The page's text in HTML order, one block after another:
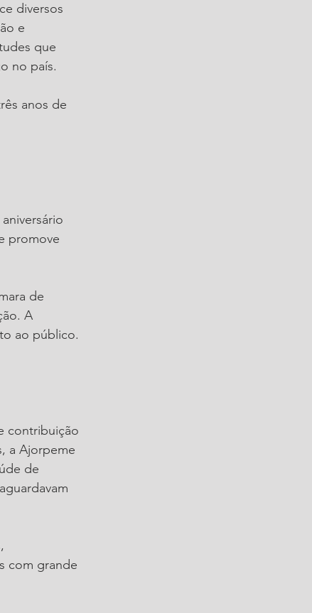
diversos
e
que
no país.
anos de
promove
de
A
ao público.
contribuição
a Ajorpeme
de
com grande